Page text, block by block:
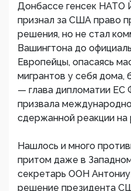
Донбассе генсек НАТО
признал за США право
решения, но не стал
Вашингтона до
Европейцы, опасаясь
мигрантов у себя дома,
— глава дипломатии ЕС
призвала
сдержанной реакции
Нашлось и много
притом даже в
секретарь ООН
решение президента